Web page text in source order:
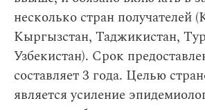
несколько стран получателей
Кыргызстан, Таджикистан,
Узбекистан). Срок
составляет 3 года. Целью
является усиление